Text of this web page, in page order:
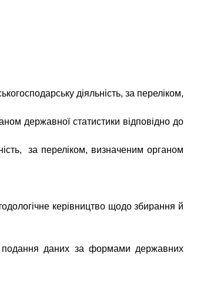
діяльність, за переліком,
державної статистики відповідно до
за переліком, визначеним органом
керівництво щодо збирання й
подання даних за формами державних